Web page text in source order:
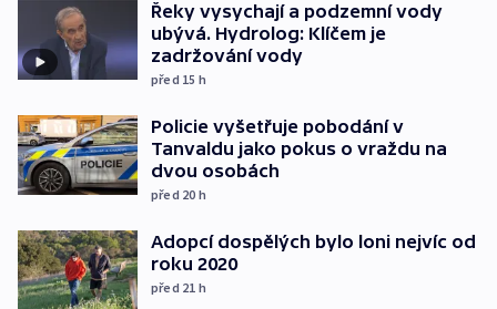
Řeky vysychají a podzemní vody
ubývá. Hydrolog: Klíčem je
zadržování vody
před 15 h
Policie vyšetřuje pobodání v
Tanvaldu jako pokus o vraždu na
dvou osobách
před 20 h
Adopcí dospělých bylo loni nejvíc od
roku 2020
před 21 h